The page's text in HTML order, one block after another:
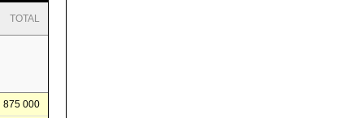
TOTAL
875 000